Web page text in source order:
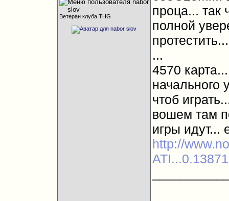
Ветеран клуба THG
процa... так
полной
протестить...
...
4570
начального
чтоб
вошем там
игры идут...
http://